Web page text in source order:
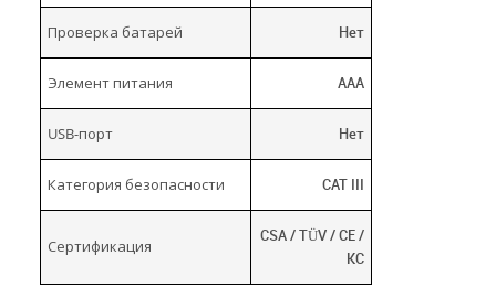
Проверка батарей Нет
Элемент питания ААА
USB-порт Нет
Категория безопасности CAT III
Сертификация
CSA / TÜV / CE /
KC